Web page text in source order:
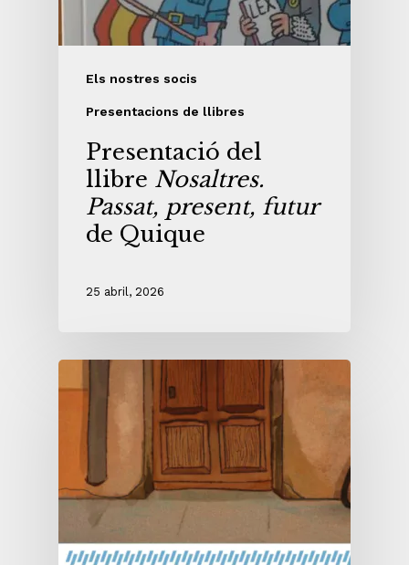
Els nostres socis
Presentacions de llibres
Presentació del
llibre Nosaltres.
Passat, present, futur
de Quique
25 abril, 2026